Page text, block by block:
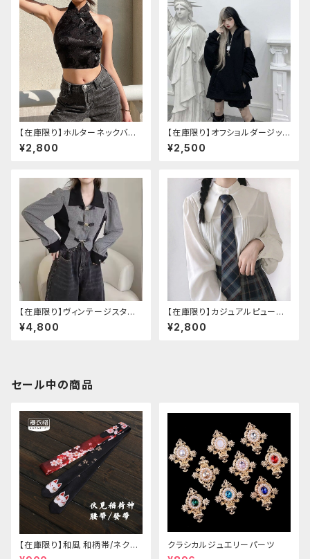
【在庫限り】ホルターネックバッ
クリボンチャイナシャツ
¥2,800
【在庫限り】オフショルダージップ
パーカー
¥2,500
【在庫限り】ヴィンテージスタイ
ルバックルベルトシャツ
¥4,800
【在庫限り】カジュアルピューリ
タンカラープレッピーブラウス
¥2,800
セール中の商品
【在庫限り】和風 和柄帯/ネクタ
イ/リボン（狐面/金魚
クラシカルジュエリーパーツ